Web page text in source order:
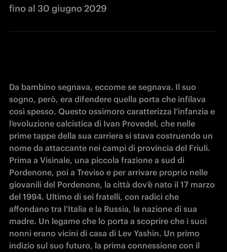
fino al 30 giugno 2029
Da bambino segnava, eccome se segnava. Il suo
sogno, però, era difendere quella porta che infilava
così spesso. Questo ossimoro caratterizza l’infanzia e
l’evoluzione calcistica di Ivan Provedel, che nelle
prime tappe della sua carriera si stava costruendo un
nome da attaccante nei campi di provincia del Friuli.
Prima a Visinale, una piccola frazione a sud di
Pordenone, poi a Treviso e per arrivare proprio nelle
giovanili del Pordenone, la città dov’è nato il 17 marzo
del 1994. Ultimo di sei fratelli, con radici che
affondano tra l’Italia e la Russia, la nazione di sua
madre. Un legame che lo porta a scoprire che i suoi
nonni erano vicini di casa di Lev Yashin. Un primo
indizio sul suo futuro, la prima connessione con il